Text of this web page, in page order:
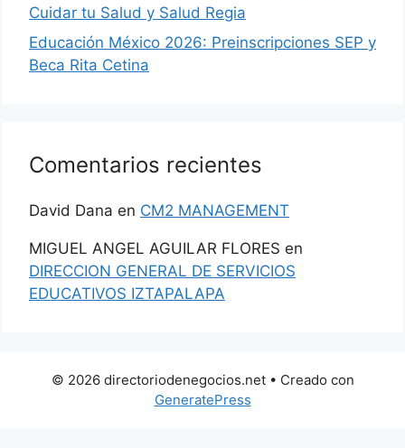
Cuidar tu Salud y Salud Regia
Educación México 2026: Preinscripciones SEP y
Beca Rita Cetina
Comentarios recientes
David Dana en CM2 MANAGEMENT
MIGUEL ANGEL AGUILAR FLORES en
DIRECCION GENERAL DE SERVICIOS
EDUCATIVOS IZTAPALAPA
© 2026 directoriodenegocios.net• Creado con
GeneratePress